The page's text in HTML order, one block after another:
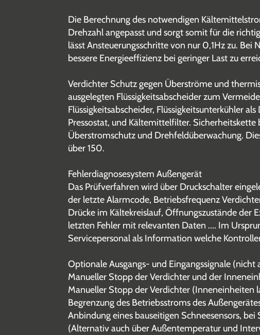
Die Berechnung des notwendigen
Drehzahl angepasst und sorgt somit für die
lässt Ansteuerungsschritte von nur 0,1Hz zu.
bessere Energieeffizienz bei geringer Last zu
Verdichter Schutz gegen Überströme und
ausgelegten Flüssigkeitsabscheider zum
Flüssigkeitsabscheider, Flüssigkeitsunterkühler
Pressostat, und Kältemittelfilter.
Überstromschutz und Drehfeldüberwachung.
über 150.
Fehlerdiagnosesystem Außengerät
Das Prüfverfahren wird über Druckschalter
der letzte Alarmcode, Betriebsfrequenz
Drücke im Kältekreislauf, Öffnungszustände
letzten Fehler mit relevanten Daten .... Im
Servicepersonal als Information welche
Optionale Ausgangs- und Eingangssignale
Manueller Stopp der Verdichter und der
Manueller Stopp der Verdichter (Inneneinheiten
Begrenzung des Betriebsstroms des
Anbindung eines bauseitigen Schneesensors,
(Alternativ auch über Außentemperatur und